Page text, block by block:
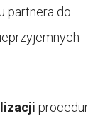
partnera do
procedur